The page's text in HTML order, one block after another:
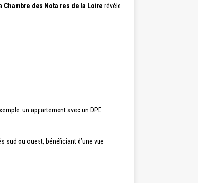
Chambre des Notaires de la Loire révèle
un appartement avec un DPE
sud ou ouest, bénéficiant d’une vue